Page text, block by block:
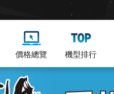
價格總覽 機型排行